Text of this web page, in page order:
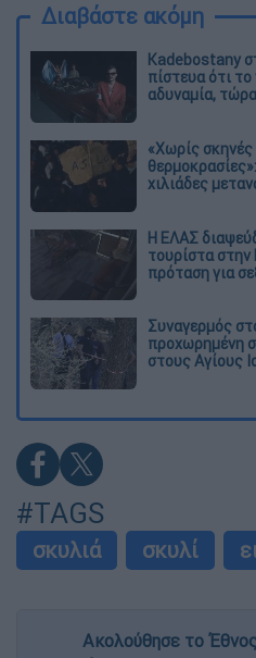
Διαβάστε ακόμη
Kadebostany
πίστευα ότι
αδυναμία,
«Χωρίς σκηνές
χιλιάδες
Η ΕΛΑΣ
τουρίστα στην
πρόταση για
Συναγερμός
προχωρημένη
στους Αγίους
#TAGS
σκυλιά σκυλί
Ακολούθησε το